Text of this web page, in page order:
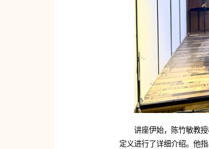
讲座伊始，陈竹敏教
定义进行了详细介绍。他